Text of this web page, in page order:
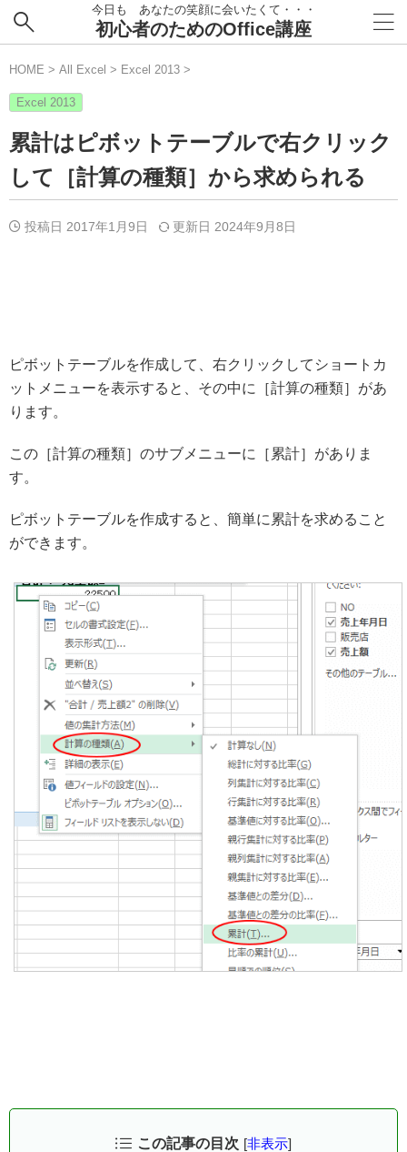
今日も あなたの笑顔に会いたくて・・・
初心者のためのOffice講座
HOME > All Excel > Excel 2013 >
Excel 2013
累計はピボットテーブルで右クリック
して［計算の種類］から求められる
投稿日 2017年1月9日 更新日 2024年9月8日
ピボットテーブルを作成して、右クリックしてショートカ
ットメニューを表示すると、その中に［計算の種類］があ
ります。
この［計算の種類］のサブメニューに［累計］がありま
す。
ピボットテーブルを作成すると、簡単に累計を求めること
ができます。
この記事の目次 [非表示]